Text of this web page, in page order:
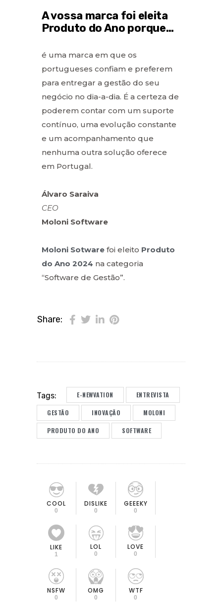
A vossa marca foi eleita
Produto do Ano porque…
é uma marca em que os
portugueses confiam e preferem
para entregar a gestão do seu
negócio no dia-a-dia. É a certeza de
poderem contar com um suporte
contínuo, uma evolução constante
e um acompanhamento que
nenhuma outra solução oferece
em Portugal.
Álvaro Saraiva
CEO
Moloni Software
Moloni Sotware foi eleito Produto
do Ano 2024 na categoria
“Software de Gestão”.
Share:
Tags: E-NEWVATION ENTREVISTA
GESTÃO INOVAÇÃO MOLONI
PRODUTO DO ANO SOFTWARE
COOL
0
DISLIKE
0
GEEEKY
0
LIKE
1
LOL
0
LOVE
0
NSFW
0
OMG
0
WTF
0